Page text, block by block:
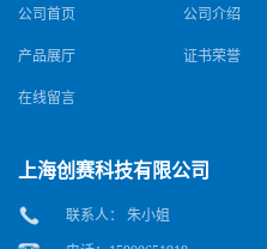
公司首页 公司介绍
产品展厅 证书荣誉
在线留言
上海创赛科技有限公司
联系人： 朱小姐